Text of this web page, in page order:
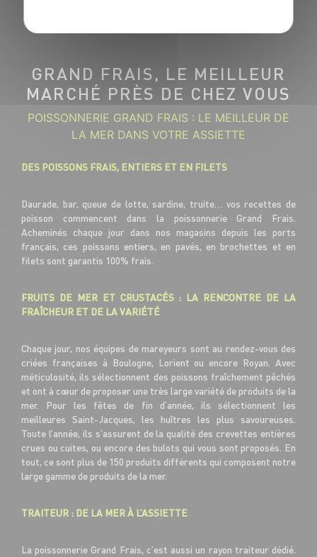
GRAND FRAIS, LE MEILLEUR
MARCHÉ PRÈS DE CHEZ VOUS
POISSONNERIE GRAND FRAIS : LE MEILLEUR DE
LA MER DANS VOTRE ASSIETTE
DES POISSONS FRAIS, ENTIERS ET EN FILETS
Daurade, bar, queue de lotte, sardine, truite… vos recettes de
poisson commencent dans la poissonnerie Grand Frais.
Acheminés chaque jour dans nos magasins depuis les ports
français, ces poissons entiers, en pavés, en brochettes et en
filets sont garantis 100% frais.
FRUITS DE MER ET CRUSTACÉS : LA RENCONTRE DE LA
FRAÎCHEUR ET DE LA VARIÉTÉ
Chaque jour, nos équipes de mareyeurs sont au rendez-vous des
criées françaises à Boulogne, Lorient ou encore Royan. Avec
méticulosité, ils sélectionnent des poissons fraîchement pêchés
et ont à cœur de proposer une très large variété de produits de la
mer. Pour les fêtes de fin d’année, ils sélectionnent les
meilleures Saint-Jacques, les huîtres les plus savoureuses.
Toute l’année, ils s’assurent de la qualité des crevettes entières
crues ou cuites, ou encore des bulots qui vous sont proposés. En
tout, ce sont plus de 150 produits différents qui composent notre
large gamme de produits de la mer.
TRAITEUR : DE LA MER À L’ASSIETTE
La poissonnerie Grand Frais, c’est aussi un rayon traiteur dédié.